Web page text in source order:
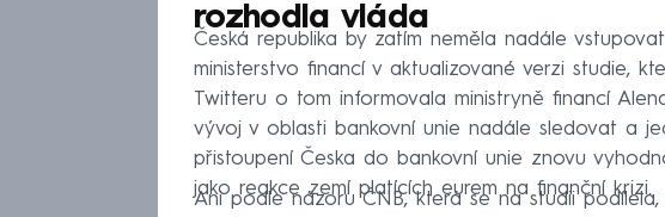
rozhodla vláda
Česká republika by zatím neměla nadále
ministerstvo financí v aktualizované verzi studie,
Twitteru o tom informovala ministryně financí
vývoj v oblasti bankovní unie nadále sledovat a
přistoupení Česka do bankovní unie znovu
jako reakce zemí platících eurem na finanční krizi.
Ani podle názoru ČNB, která se na studii